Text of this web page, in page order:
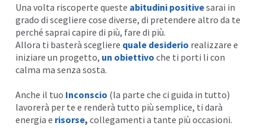
Una volta riscoperte queste abitudini positivesarai in
grado di scegliere cose diverse, di pretendere altro da te
perché saprai capire di più, fare di più.
Allora ti basterà scegliere quale desiderio realizzare e
iniziare un progetto, un obiettivo che ti porti li con
calma ma senza sosta.
Anche il tuo Inconscio (la parte che ci guida in tutto)
lavorerà per te e renderà tutto più semplice, ti darà
energia e risorse, collegamenti a tante più occasioni.